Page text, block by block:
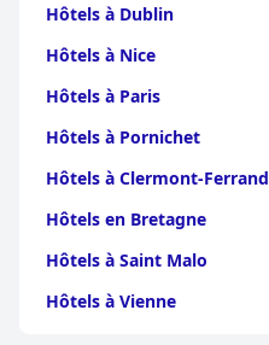
Hôtels à Dublin
Hôtels à Nice
Hôtels à Paris
Hôtels à Pornichet
Hôtels à Clermont-Ferrand
Hôtels en Bretagne
Hôtels à Saint Malo
Hôtels à Vienne